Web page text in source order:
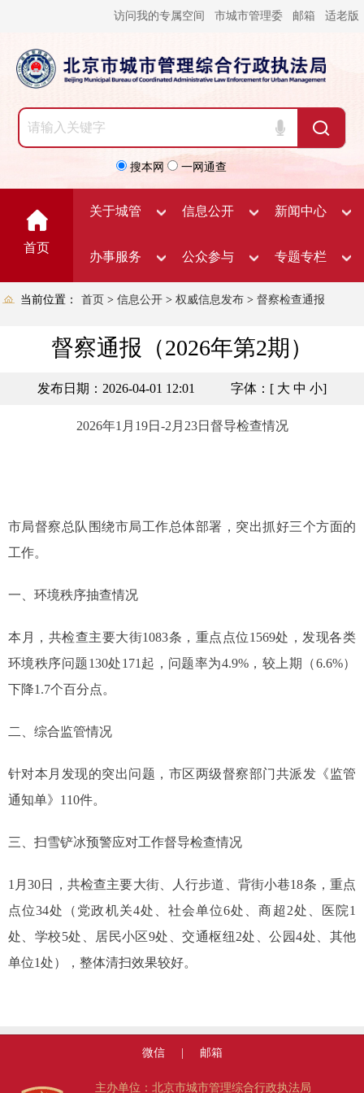
访问我的专属空间 市城市管理委 邮箱 适老版
搜本网 一网通查
首页
关于城管 信息公开 新闻中心
办事服务 公众参与 专题专栏
当前位置： 首页 > 信息公开 > 权威信息发布 > 督察检查通报
督察通报（2026年第2期）
发布日期：2026-04-01 12:01 字体：[ 大 中 小]
2026年1月19日-2月23日 督导检查情况
市局督察总队围绕市局工作总体部署，突出抓好三个方面的
工作。
一、环境秩序抽查情况
本月，共检查主要大街1083条，重点点位1569处，发现各类
环境秩序问题130处171起，问题率为4.9%，较上期（6.6%）
下降1.7个百分点。
二、综合监管情况
针对本月发现的突出问题，市区两级督察部门共派发《监管
通知单》110件。
三、扫雪铲冰预警应对工作督导检查情况
1月30日，共检查主要大街、人行步道、背街小巷18条，重点
点位34处（党政机关4处、社会单位6处、商超2处、医院1
处、学校5处、居民小区9处、交通枢纽2处、公园4处、其他
单位1处），整体清扫效果较好。
微信 邮箱
主办单位：北京市城市管理综合行政执法局